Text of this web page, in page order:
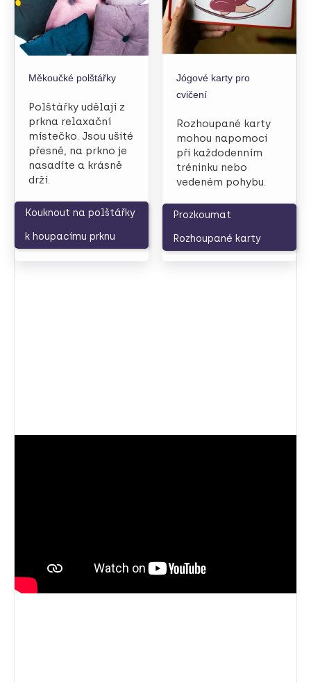
Měkoučké polštářky
Polštářky udělají z
prkna relaxační
místečko. Jsou ušité
přesně, na prkno je
nasadíte a krásně
drží.
Kouknout na polštářky
k houpacímu prknu
Jógové karty pro
cvičení
Rozhoupané karty
mohou napomoci
při každodenním
tréninku nebo
vedeném pohybu.
Prozkoumat
Rozhoupané karty